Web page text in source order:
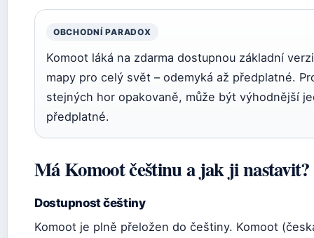
OBCHODNÍ PARADOX
Komoot láká na zdarma dostupnou základní
mapy pro celý svět – odemyká až předplatné.
stejných hor opakovaně, může být výhodnější
předplatné.
Má Komoot češtinu a jak ji nastavit?
Dostupnost češtiny
Komoot je plně přeložen do češtiny. Komoot